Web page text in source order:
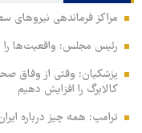
مراکز فرماندهی
رئیس مجلس: واقعیت‌ها را
پزشکیان: وقتی از وفاق
کالابرگ را افزایش دهیم
ترامپ: همه چیز درباره